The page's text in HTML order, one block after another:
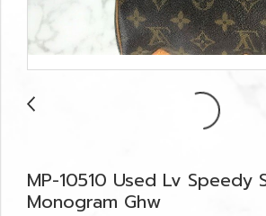
MP-10510 Used Lv Speedy
Monogram Ghw